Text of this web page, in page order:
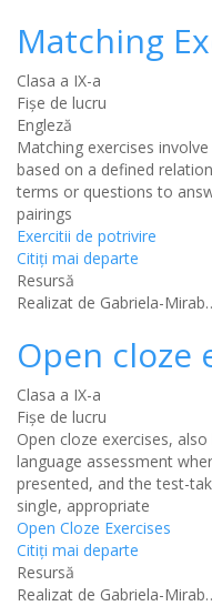
Matching
Clasa a IX-a
Fișe de lucru
Engleză
Matching exercises
based on a defined
terms or questions to
pairings
Exercitii de potrivire
Citiţi mai departe
Resursă
Realizat de Gabriela-
Open cloze
Clasa a IX-a
Fișe de lucru
Open cloze exercises,
language assessment
presented, and the test-
single, appropriate
Open Cloze Exercises
Citiţi mai departe
Resursă
Realizat de Gabriela-